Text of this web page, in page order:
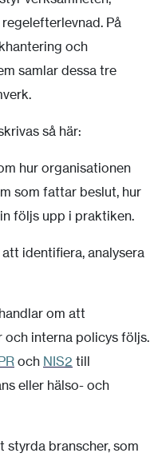
På
och
samlar dessa tre
så här:
hur organisationen
som fattar beslut, hur
följs upp i praktiken.
identifiera, analysera
handlar om att
och interna policys följs.
och NIS2 till
eller hälso- och
styrda branscher, som